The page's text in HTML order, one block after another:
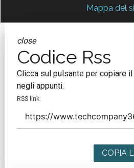
Mappa del
close
Codice Rss
Clicca sul pulsante per copiare il
negli appunti.
RSS link
COPIA